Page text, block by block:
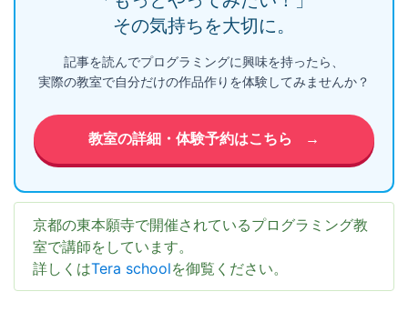
その気持ちを大切に。
記事を読んでプログラミングに興味を持ったら、
実際の教室で自分だけの作品作りを体験してみませんか？
教室の詳細・体験予約はこちら →
京都の東本願寺で開催されているプログラミング教
室で講師をしています。
詳しくはTera schoolを御覧ください。